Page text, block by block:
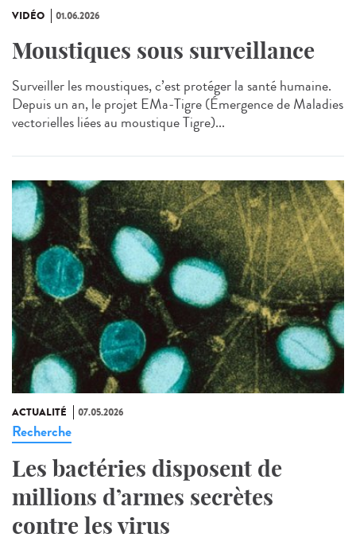
VIDÉO 01.06.2026
Moustiques sous surveillance
Surveiller les moustiques, c’est protéger la santé humaine.
Depuis un an, le projet EMa‑Tigre (Émergence de Maladies
vectorielles liées au moustique Tigre)...
ACTUALITÉ 07.05.2026
Recherche
Les bactéries disposent de
millions d’armes secrètes
contre les virus